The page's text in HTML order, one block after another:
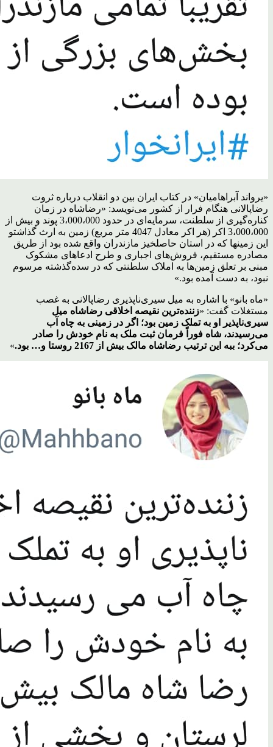
«یرواند آبراهامیان» در کتاب ایران بین دو انقلاب درباره ثروت
رضاپالانی هنگام فرار از کشور می‌نویسد: «رضاشاه در زمان
کناره‌‌گیری از سلطنت، سرمایه‌‌ای در حدود 3،000،000 پوند و بیش از
3،000،000 اکر (هر اکر معادل 4047 متر مربع) زمین به ارث گذاشتو
این زمینها که در استان حاصلخیز مازندران واقع شده بود از طریق
مصادره‌‌ مستقیم، فروش‌های اجباری و طرح ادعاهای مشکوک
مبنی بر تعلق زمین‌ها به املاک سلطنتی که در سده‌‌گذشته مرسوم
نبود، به دست آمده بود.»
«ماه بانو» با اشاره به میل سیری‌ناپذیری رضاپالانی به غصب
مستغلات گفت: «زننده‌ترین نقیصه اخلاقی رضاشاه میل
سیری‌ناپذیر او به تملک زمین بود؛ اگر در زمینی به چاه آب
می‌رسیدند، شاه فوراً فرمان ثبت ملک به نام خودش را صادر
می‌کرد؛ ببه این ترتیب رضاشاه مالک بیش از 2167 روستا و… بود.
»